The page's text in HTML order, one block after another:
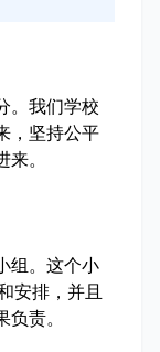
。我们学校
，坚持公平
。
组。这个小
安排，并且
责。